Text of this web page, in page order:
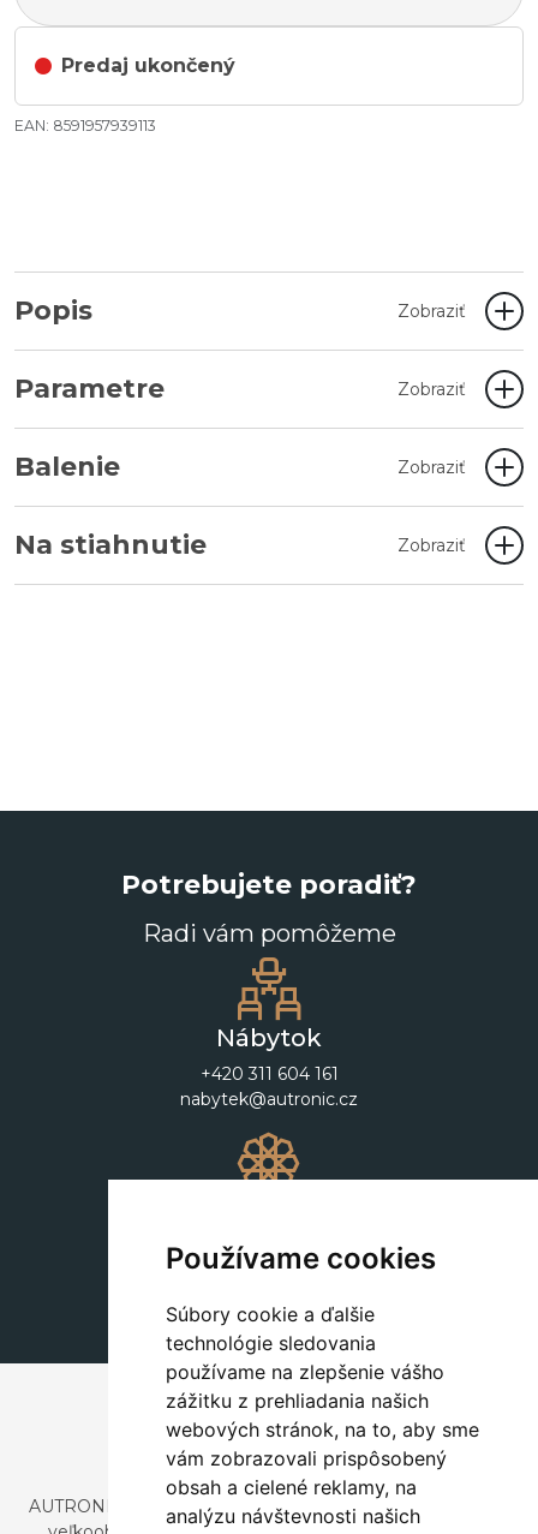
Používame cookies
Súbory cookie a ďalšie
technológie sledovania
používame na zlepšenie vášho
zážitku z prehliadania našich
webových stránok, na to, aby sme
vám zobrazovali prispôsobený
obsah a cielené reklamy, na
analýzu návštevnosti našich
Predaj ukončený
EAN: 8591957939113
Popis Zobraziť
Parametre Zobraziť
Balenie Zobraziť
Na stiahnutie Zobraziť
Potrebujete poradiť?
Radi vám pomôžeme
Nábytok
+420 311 604 161
nabytek@autronic.cz
+420 311 604 182
dekorace@autronic.cz
AUTRONIC, s.r.o. je spoločnosť zaoberajúca sa dovozom a